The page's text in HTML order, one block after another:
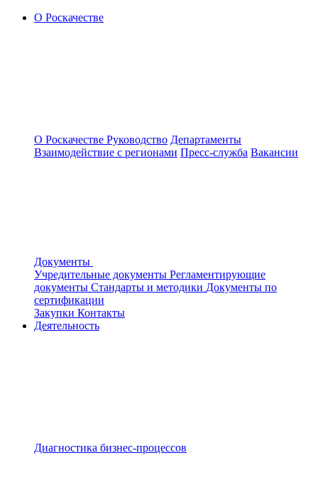
О Роскачестве
О Роскачестве Руководство Департаменты
Взаимодействие с регионами Пресс-служба Вакансии
Документы
Учредительные документы Регламентирующие
документы Стандарты и методики Документы по
сертификации
Закупки Контакты
Деятельность
Диагностика бизнес-процессов